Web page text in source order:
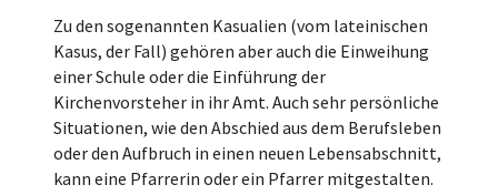
Zu den sogenannten Kasualien (vom lateinischen
Kasus, der Fall) gehören aber auch die Einweihung
einer Schule oder die Einführung der
Kirchenvorsteher in ihr Amt. Auch sehr persönliche
Situationen, wie den Abschied aus dem Berufsleben
oder den Aufbruch in einen neuen Lebensabschnitt,
kann eine Pfarrerin oder ein Pfarrer mitgestalten.